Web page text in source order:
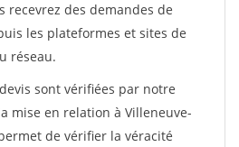
recevrez des demandes de
les plateformes et sites de
réseau.
sont vérifiées par notre
mise en relation à Villeneuve-
de vérifier la véracité